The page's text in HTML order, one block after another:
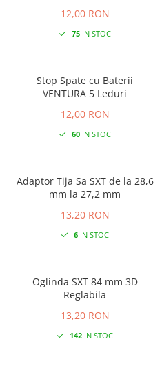
12,00 RON
75IN STOC
Stop Spate cu Baterii
VENTURA 5 Leduri
12,00 RON
60IN STOC
Adaptor Tija Sa SXT de la 28,6
mm la 27,2 mm
13,20 RON
6IN STOC
Oglinda SXT 84 mm 3D
Reglabila
13,20 RON
142IN STOC